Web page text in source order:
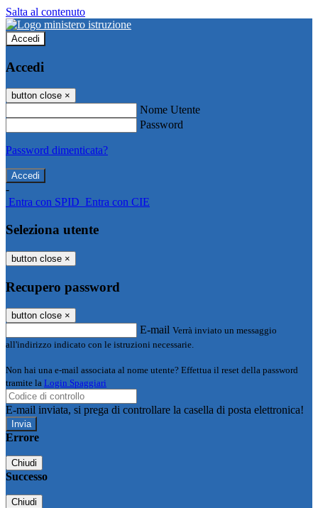
Salta al contenuto
Accedi
Accedi
button close ×
Nome Utente
Password
Password dimenticata?
-
Entra con SPID Entra con CIE
Seleziona utente
button close ×
Recupero password
button close ×
E-mail Verrà inviato un messaggio
all'indirizzo indicato con le istruzioni necessarie.
Non hai una e-mail associata al nome utente? Effettua il reset della password
tramite la Login Spaggiari
E-mail inviata, si prega di controllare la casella di posta elettronica!
Errore
Chiudi
Successo
Chiudi